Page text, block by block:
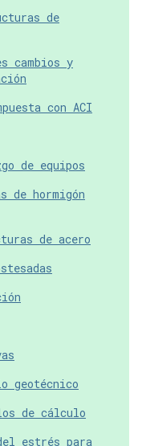
de
cambios y
con ACI
de equipos
de hormigón
de acero
geotécnico
de cálculo
estrés para